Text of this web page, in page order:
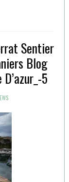
Sentier
Blog
5